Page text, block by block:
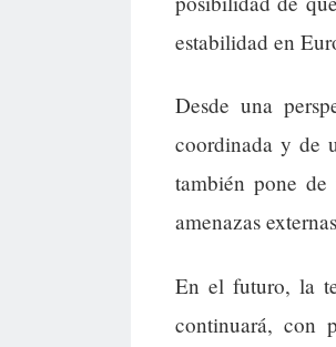
estabilidad en
Desde una
coordinada y de
también pone
amenazas
En el futuro, la
continuará, con